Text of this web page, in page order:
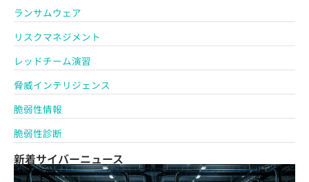
ランサムウェア
リスクマネジメント
レッドチーム演習
脅威インテリジェンス
脆弱性情報
脆弱性診断
新着サイバーニュース